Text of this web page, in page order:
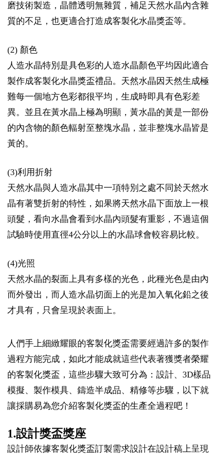
磨技術製造，晶體透明無雜質，補足天然水晶內含雜
質的不足，也更適合打造成客製化水晶獎盃等。
(2) 顏色
人造水晶特別是具色彩的人造水晶顏色平均因此適合
製作成客製化水晶獎盃禮品。天然水晶因天然生成極
難每一個地方色彩都很平均，生成時即具有色彩差
異。並且在黃水晶上極為明顯，黃水晶的黃是一部份
的內含物的顏色輻射至整塊水晶，並非整塊水晶皆是
黃的。
(3)利用折射
天然水晶與人造水晶其中一項特別之處不同於天然水
晶有著雙折射的特性，如果將天然水晶下面放上一根
頭髮，看向水晶會看到水晶內頭髮有重影，不過這個
試驗時使用直徑4公分以上的水晶球會較容易比較。
(4)光照
天然水晶的裂面上具有多樣的光色，此種光色是由內
而外發出，而人造水晶切面上的光是加入氧化鉛之後
才具有，只會呈現於表面上。
人們手上細緻耀眼的客製化獎盃需要經過許多的製作
過程方能完成，如此才能成就這些代表著獲獎者榮耀
的客製化獎盃，這些步驟大致可分為：設計、3D樣品
模擬、製作模具、鑄造半成品、精修等步驟，以下就
讓採購易為您介紹客製化獎盃的生產全過程吧！
1.設計獎盃獎座
設計師依據客製化獎盃訂製需求設計在設計稿上呈現